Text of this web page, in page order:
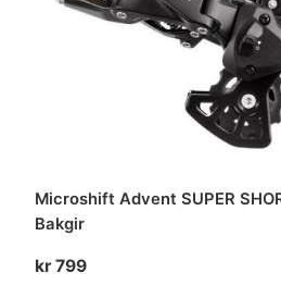
Microshift Advent SUPER
Bakgir
kr 799